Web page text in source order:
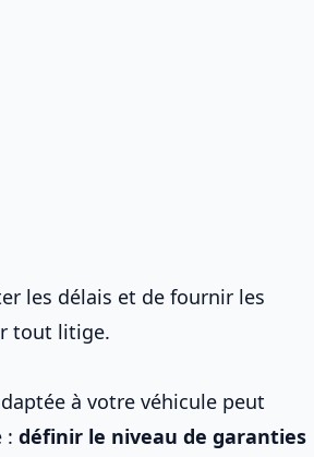
les délais et de fournir les
tout litige.
à votre véhicule peut
: définir le niveau de garanties